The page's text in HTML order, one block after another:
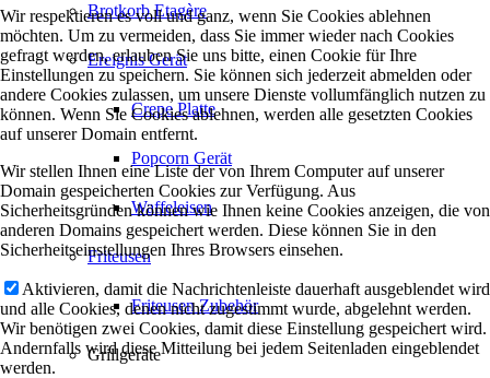
Brotkorb Etagère
Ereignis Gerät
Crepe Platte
Popcorn Gerät
Waffeleisen
Friteusen
Friteusen Zubehör
Grillgeräte
Wir respektieren es voll und ganz, wenn Sie Cookies ablehnen
möchten. Um zu vermeiden, dass Sie immer wieder nach Cookies
gefragt werden, erlauben Sie uns bitte, einen Cookie für Ihre
Einstellungen zu speichern. Sie können sich jederzeit abmelden oder
andere Cookies zulassen, um unsere Dienste vollumfänglich nutzen zu
können. Wenn Sie Cookies ablehnen, werden alle gesetzten Cookies
auf unserer Domain entfernt.
Wir stellen Ihnen eine Liste der von Ihrem Computer auf unserer
Domain gespeicherten Cookies zur Verfügung. Aus
Sicherheitsgründen können wie Ihnen keine Cookies anzeigen, die von
anderen Domains gespeichert werden. Diese können Sie in den
Sicherheitseinstellungen Ihres Browsers einsehen.
Aktivieren, damit die Nachrichtenleiste dauerhaft ausgeblendet wird
und alle Cookies, denen nicht zugestimmt wurde, abgelehnt werden.
Wir benötigen zwei Cookies, damit diese Einstellung gespeichert wird.
Andernfalls wird diese Mitteilung bei jedem Seitenladen eingeblendet
werden.